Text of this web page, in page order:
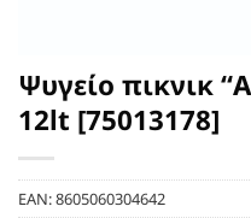
Ψυγείο πικνικ
12lt [75013178]
EAN:8605060304642